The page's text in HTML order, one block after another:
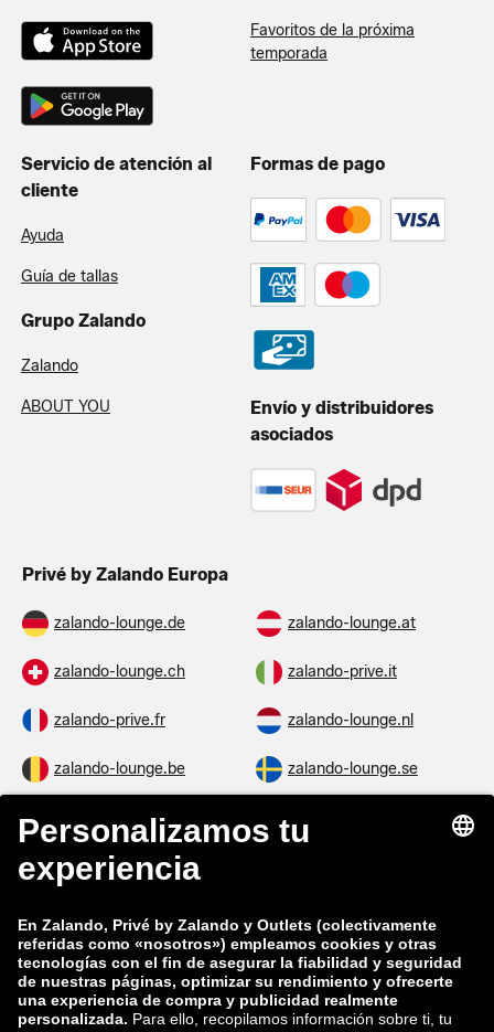
Favoritos de la próxima
temporada
Servicio de atención al
cliente
Ayuda
Guía de tallas
Grupo Zalando
Zalando
ABOUT YOU
Formas de pago
Envío y distribuidores
asociados
Privé by Zalando Europa
zalando-lounge.de zalando-lounge.at
zalando-lounge.ch zalando-prive.it
zalando-prive.fr zalando-lounge.nl
zalando-lounge.be zalando-lounge.se
zalando-lounge.fi
zalando-lounge.co.uk
zalando-prive.es
zalando-lounge.lt zalando-lounge.sk
zalando-lounge.ro zalando-lounge.hr